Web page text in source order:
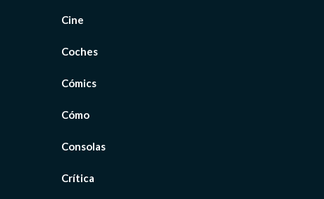
Cine
Coches
Cómics
Cómo
Consolas
Crítica